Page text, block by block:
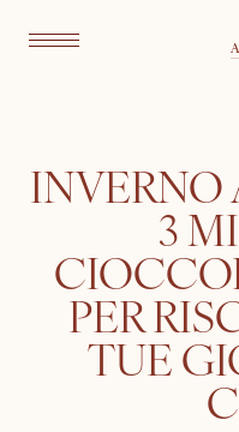
INVERNO
3
PER
TUE